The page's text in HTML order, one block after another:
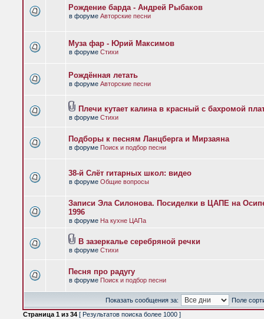
Рождение барда - Андрей Рыбаков
в форуме Авторские песни
Муза фар - Юрий Максимов
в форуме Стихи
Рождённая летать
в форуме Авторские песни
Плечи кутает калина в красный с бахромой
в форуме Стихи
Подборы к песням Ланцберга и Мирзаяна
в форуме Поиск и подбор песни
38-й Слёт гитарных школ: видео
в форуме Общие вопросы
Записи Эла Силонова. Посиделки в ЦАПЕ на
1996
в форуме На кухне ЦАПа
В зазеркалье серебряной речки
в форуме Стихи
Песня про радугу
в форуме Поиск и подбор песни
Показать сообщения за:
Поле
Страница 1 из 34 [ Результатов поиска более 1000 ]